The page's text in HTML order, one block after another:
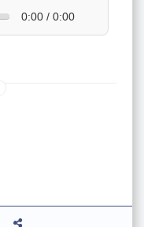
0:00 / 0:00